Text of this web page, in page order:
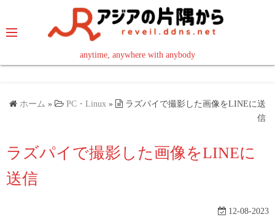
テ
プ
anytime, anywhere with anybody
read in your language
ホーム » PC・Linux »
ラズパイで撮影した画像をLINEに送
信
ラズパイで撮影した画像をLINEに
送信
12-08-2023